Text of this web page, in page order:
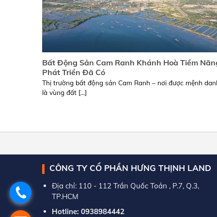
Bất Động Sản Cam Ranh Khánh Hoà Tiềm
Phát Triển Đã Có
Thị trường bất động sản Cam Ranh – nơi được mệnh
là vùng đất [...]
CÔNG TY CỔ PHẦN HƯNG THỊNH LAND
Địa chỉ: 110 - 112 Trần Quốc Toản , P.7, Q.3,
TP.HCM
Hotline: 0938984442